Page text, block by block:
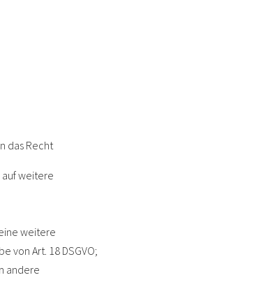
das Recht
weitere
weitere
von Art. 18 DSGVO;
andere